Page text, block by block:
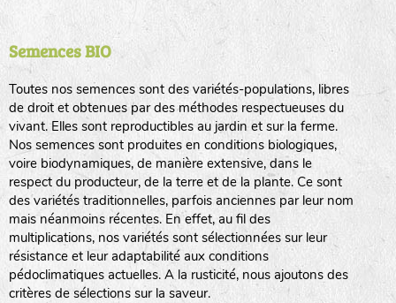
Semences BIO
Toutes nos semences sont des variétés-populations, libres
de droit et obtenues par des méthodes respectueuses du
vivant. Elles sont reproductibles au jardin et sur la ferme.
Nos semences sont produites en conditions biologiques,
voire biodynamiques, de manière extensive, dans le
respect du producteur, de la terre et de la plante. Ce sont
des variétés traditionnelles, parfois anciennes par leur nom
mais néanmoins récentes. En effet, au fil des
multiplications, nos variétés sont sélectionnées sur leur
résistance et leur adaptabilité aux conditions
pédoclimatiques actuelles. A la rusticité, nous ajoutons des
critères de sélections sur la saveur.
haies
zone sauvage